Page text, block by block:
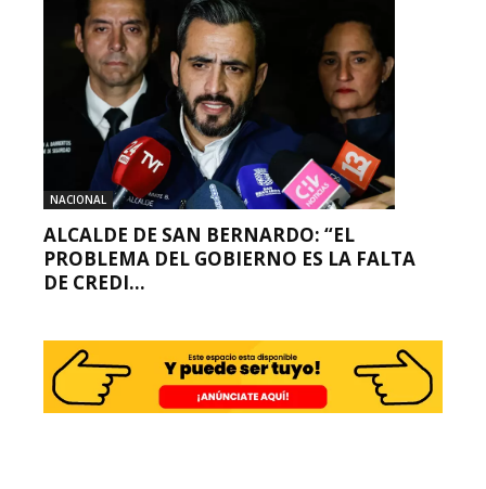
NACIONAL
ALCALDE DE SAN BERNARDO: “EL
PROBLEMA DEL GOBIERNO ES LA FALTA
DE CREDI...